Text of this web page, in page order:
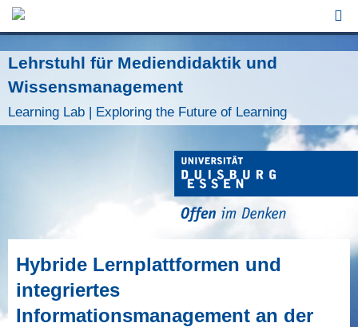
Lehrstuhl für Mediendidaktik und
Wissensmanagement
Learning Lab | Exploring the Future of Learning
Hybride Lernplattformen und
integriertes
Informationsmanagement an der